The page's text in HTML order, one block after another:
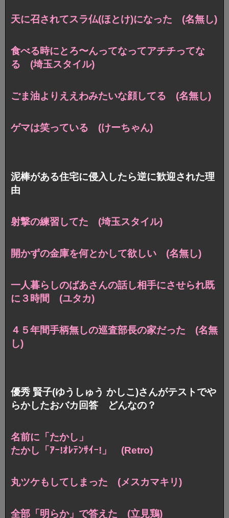
天に召されてスラ仏(ほとけ)になった (名無し)
食べる時にとろ〜んってなってアチチってな
る (埼玉スタイル)
ごま油よりええわみたいな顔してる (名無し)
ゲマは笑っている (けーちゃん)
泥棒がある住宅に侵入したら逆に歓迎された理
由
射撃の練習してた (埼玉スタイル)
開かずの金庫を何とかして欲しい (名無し)
一人暮らしのばあさんの話し相手にさせられ既
に３時間 (ユタカ)
４５年間手柄無しの巡査部長の家だった (名無
し)
優秀 賢子(ゆうしゅう かしこ)さんがテストでや
らかしたおバカ回答 どんなの？
名前に「たかし」
たかし「ｱｰ!ｵﾚﾃﾝｻｲｰ!」 (Retro)
丸ツケもしてしまった (メスカマキリ)
全部「明らか」で答えた (立見鶏)